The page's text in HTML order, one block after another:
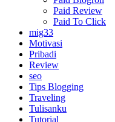
Paid Review
Paid To Click
mig33
Motivasi
Pribadi
Review
seo
Tips Blogging
Traveling
Tulisanku
Tutorial